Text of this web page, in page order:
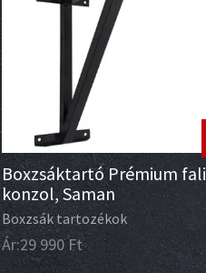
Boxzsáktartó Prémium fali
konzol, Saman
Boxzsák tartozékok
Ár:29 990Ft